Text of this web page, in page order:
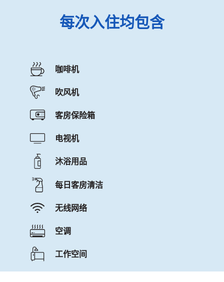
每次入住均包含
咖啡机
吹风机
客房保险箱
电视机
沐浴用品
每日客房清洁
无线网络
空调
工作空间